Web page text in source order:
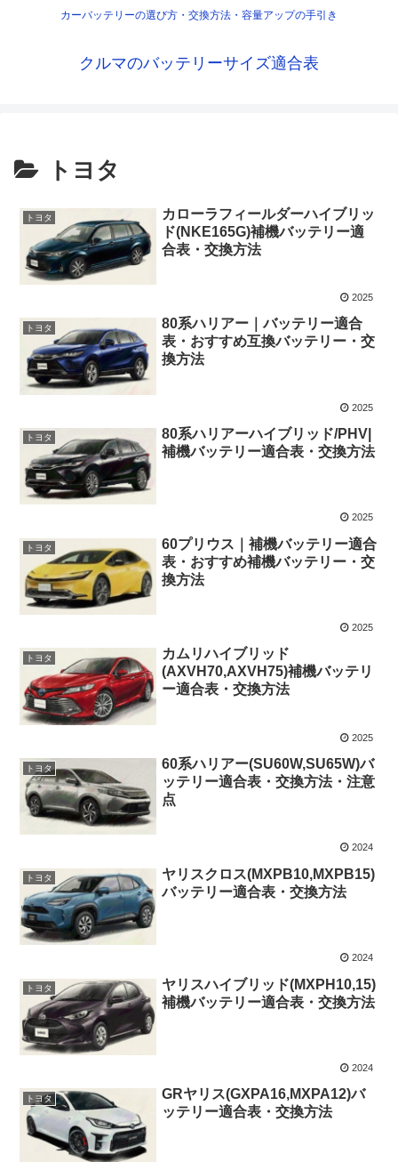
カーバッテリーの選び方・交換方法・容量アップの手引き
クルマのバッテリーサイズ適合表
トヨタ
トヨタ
カローラフィールダーハイブリッ
ド(NKE165G)補機バッテリー適
合表・交換方法
2025
トヨタ
80系ハリアー｜バッテリー適合
表・おすすめ互換バッテリー・交
換方法
2025
トヨタ
80系ハリアーハイブリッド/PHV|
補機バッテリー適合表・交換方法
2025
トヨタ
60プリウス｜補機バッテリー適合
表・おすすめ補機バッテリー・交
換方法
2025
トヨタ
カムリハイブリッド
(AXVH70,AXVH75)補機バッテリ
ー適合表・交換方法
2025
トヨタ
60系ハリアー(SU60W,SU65W)バ
ッテリー適合表・交換方法・注意
点
2024
トヨタ
ヤリスクロス(MXPB10,MXPB15)
バッテリー適合表・交換方法
2024
トヨタ
ヤリスハイブリッド(MXPH10,15)
補機バッテリー適合表・交換方法
2024
トヨタ
GRヤリス(GXPA16,MXPA12)バ
ッテリー適合表・交換方法